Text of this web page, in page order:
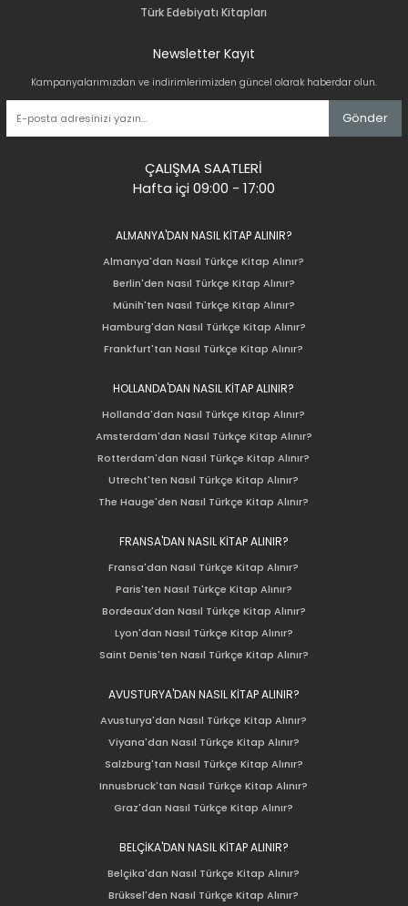
Türk Edebiyatı Kitapları
Newsletter Kayıt
Kampanyalarımızdan ve indirimlerimizden güncel olarak haberdar olun.
Gönder
ÇALIŞMA SAATLERİ
Hafta içi 09:00 - 17:00
ALMANYA'DAN NASIL KİTAP ALINIR?
Almanya'dan Nasıl Türkçe Kitap Alınır?
Berlin'den Nasıl Türkçe Kitap Alınır?
Münih'ten Nasıl Türkçe Kitap Alınır?
Hamburg'dan Nasıl Türkçe Kitap Alınır?
Frankfurt'tan Nasıl Türkçe Kitap Alınır?
HOLLANDA'DAN NASIL KİTAP ALINIR?
Hollanda'dan Nasıl Türkçe Kitap Alınır?
Amsterdam'dan Nasıl Türkçe Kitap Alınır?
Rotterdam'dan Nasıl Türkçe Kitap Alınır?
Utrecht'ten Nasıl Türkçe Kitap Alınır?
The Hauge'den Nasıl Türkçe Kitap Alınır?
FRANSA'DAN NASIL KİTAP ALINIR?
Fransa'dan Nasıl Türkçe Kitap Alınır?
Paris'ten Nasıl Türkçe Kitap Alınır?
Bordeaux'dan Nasıl Türkçe Kitap Alınır?
Lyon'dan Nasıl Türkçe Kitap Alınır?
Saint Denis'ten Nasıl Türkçe Kitap Alınır?
AVUSTURYA'DAN NASIL KİTAP ALINIR?
Avusturya'dan Nasıl Türkçe Kitap Alınır?
Viyana'dan Nasıl Türkçe Kitap Alınır?
Salzburg'tan Nasıl Türkçe Kitap Alınır?
Innusbruck'tan Nasıl Türkçe Kitap Alınır?
Graz'dan Nasıl Türkçe Kitap Alınır?
BELÇİKA'DAN NASIL KİTAP ALINIR?
Belçika'dan Nasıl Türkçe Kitap Alınır?
Brüksel'den Nasıl Türkçe Kitap Alınır?